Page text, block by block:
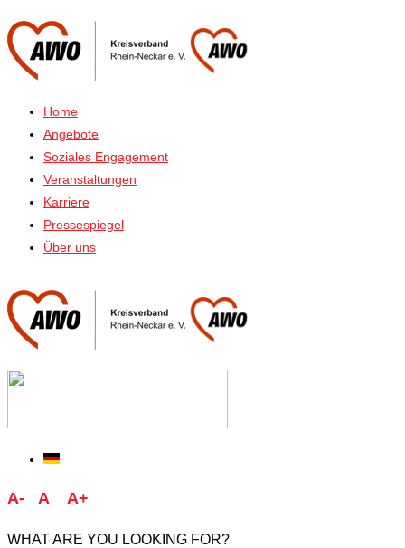
Home
Angebote
Soziales Engagement
Veranstaltungen
Karriere
Pressespiegel
Über uns
A- A A+
WHAT ARE YOU LOOKING FOR?